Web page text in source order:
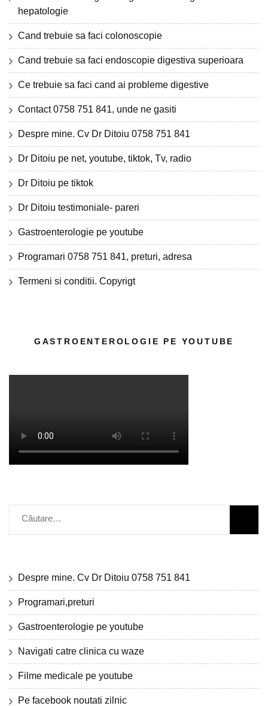
hepatologie
Cand trebuie sa faci colonoscopie
Cand trebuie sa faci endoscopie digestiva superioara
Ce trebuie sa faci cand ai probleme digestive
Contact 0758 751 841, unde ne gasiti
Despre mine. Cv Dr Ditoiu 0758 751 841
Dr Ditoiu pe net, youtube, tiktok, Tv, radio
Dr Ditoiu pe tiktok
Dr Ditoiu testimoniale- pareri
Gastroenterologie pe youtube
Programari 0758 751 841, preturi, adresa
Termeni si conditii. Copyrigt
GASTROENTEROLOGIE PE YOUTUBE
Caută
după:
Despre mine. Cv Dr Ditoiu 0758 751 841
Programari,preturi
Gastroenterologie pe youtube
Navigati catre clinica cu waze
Filme medicale pe youtube
Pe facebook noutati zilnic